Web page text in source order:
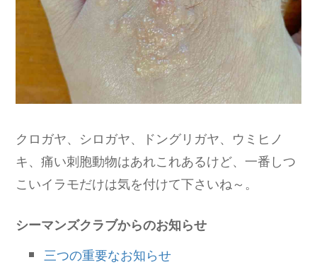
クロガヤ、シロガヤ、ドングリガヤ、ウミヒノ
キ、痛い刺胞動物はあれこれあるけど、一番しつ
こいイラモだけは気を付けて下さいね～。
シーマンズクラブからのお知らせ
三つの重要なお知らせ